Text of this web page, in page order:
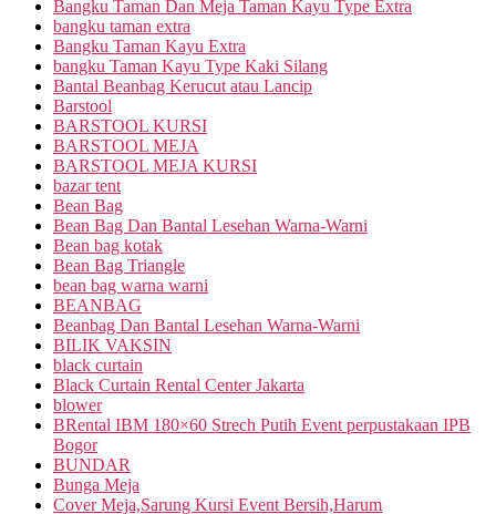
Bangku Taman Dan Meja Taman Kayu Type Extra
bangku taman extra
Bangku Taman Kayu Extra
bangku Taman Kayu Type Kaki Silang
Bantal Beanbag Kerucut atau Lancip
Barstool
BARSTOOL KURSI
BARSTOOL MEJA
BARSTOOL MEJA KURSI
bazar tent
Bean Bag
Bean Bag Dan Bantal Lesehan Warna-Warni
Bean bag kotak
Bean Bag Triangle
bean bag warna warni
BEANBAG
Beanbag Dan Bantal Lesehan Warna-Warni
BILIK VAKSIN
black curtain
Black Curtain Rental Center Jakarta
blower
BRental IBM 180×60 Strech Putih Event perpustakaan IPB
Bogor
BUNDAR
Bunga Meja
Cover Meja,Sarung Kursi Event Bersih,Harum